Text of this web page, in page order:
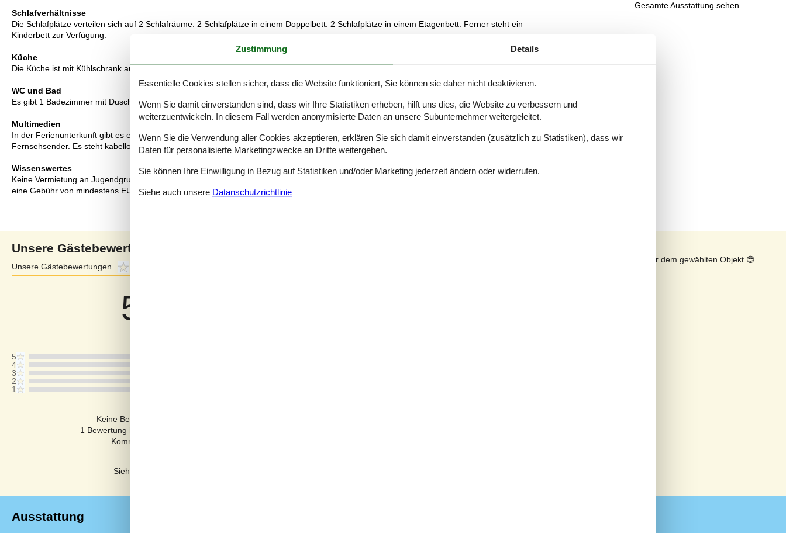
Gesamte Ausstattung sehen
Schlafverhältnisse
Die Schlafplätze verteilen sich auf 2 Schlafräume. 2 Schlafplätze in einem Doppelbett. 2 Schlafplätze in einem Etagenbett. Ferner steht ein
Kinderbett zur Verfügung.
Küche
Die Küche ist mit Kühlschrank ausgestattet. Außerdem gibt es 4 Keramik-Kochfelder, Umluftofen.
WC und Bad
Es gibt 1 Badezimmer mit Duschnische und 1 Toilette.. Fußbodenheizung in 1 Badezimmer.
Multimedien
In der Ferienunterkunft gibt es einen Fernseher.1 Chromecast. Mindestens 4 dänische Fernsehsender. Mindestens 4 deutsche
Fernsehsender. Es steht kabellose Internetverbindung zur Verfügung.
Wissenswertes
Keine Vermietung an Jugendgruppen, in denen alle 15-25 Jahre sind. Rauchen ist nicht zugelassen. Bei Nichtbeachtung dieses Verbots wird
eine Gebühr von mindestens EUR 420,- erhoben.
Unsere Gästebewertungen
Unsere Gästebewertungen
5,0
5
4
3
2
1
Keine Bewertungen haben Kommentare auf Deutsch
1 Bewertung hat einen Kommentar in einer anderen Sprache.
Siehe stattdessen 11 externe Bewertungen.
Sonnenstand über dem gewählten Objekt 😎
Ausstattung
Zustimmung Details
Essentielle Cookies stellen sicher, dass die Website funktioniert, Sie können sie daher nicht deaktivieren.
Wenn Sie damit einverstanden sind, dass wir Ihre Statistiken erheben, hilft uns dies, die Website zu verbessern und
weiterzuentwickeln. In diesem Fall werden anonymisierte Daten an unsere Subunternehmer weitergeleitet.
Wenn Sie die Verwendung aller Cookies akzeptieren, erklären Sie sich damit einverstanden (zusätzlich zu Statistiken), dass wir
Daten für personalisierte Marketingzwecke an Dritte weitergeben.
Sie können Ihre Einwilligung in Bezug auf Statistiken und/oder Marketing jederzeit ändern oder widerrufen.
Siehe auch unsere Datanschutzrichtlinie